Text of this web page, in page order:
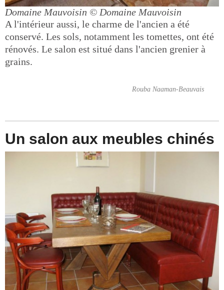
Domaine Mauvoisin © Domaine Mauvoisin
A l'intérieur aussi, le charme de l'ancien a été
conservé. Les sols, notamment les tomettes, ont été
rénovés. Le salon est situé dans l'ancien grenier à
grains.
Rouba Naaman-Beauvais
Un salon aux meubles chinés